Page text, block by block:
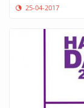
25-04-2017